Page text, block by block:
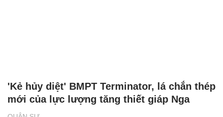
'Kẻ hủy diệt' BMPT Terminator, lá chắn thép
mới của lực lượng tăng thiết giáp Nga